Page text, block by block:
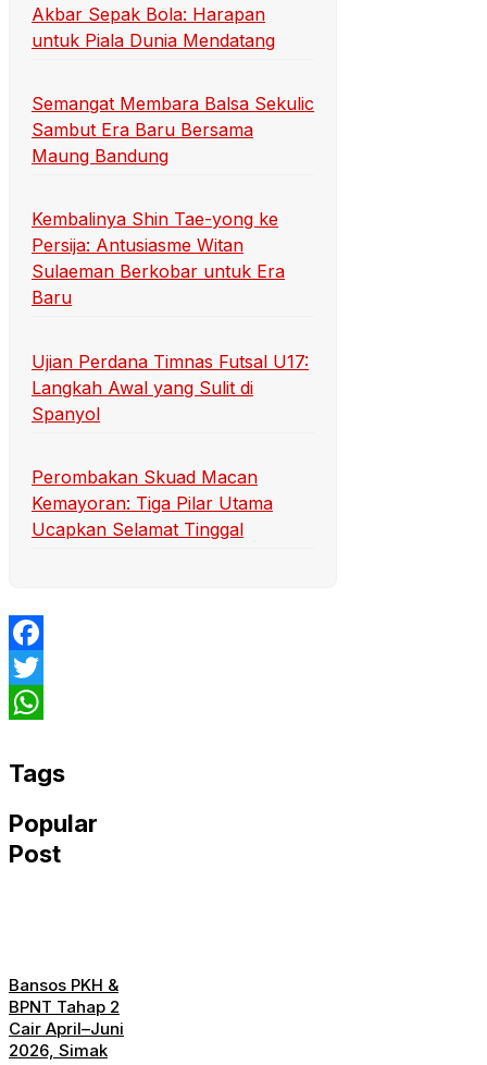
Akbar Sepak Bola: Harapan
untuk Piala Dunia Mendatang
Semangat Membara Balsa Sekulic
Sambut Era Baru Bersama
Maung Bandung
Kembalinya Shin Tae-yong ke
Persija: Antusiasme Witan
Sulaeman Berkobar untuk Era
Baru
Ujian Perdana Timnas Futsal U17:
Langkah Awal yang Sulit di
Spanyol
Perombakan Skuad Macan
Kemayoran: Tiga Pilar Utama
Ucapkan Selamat Tinggal
Facebook
Twitter
Tags
Popular
Post
Bansos PKH &
BPNT Tahap 2
Cair April–Juni
2026, Simak